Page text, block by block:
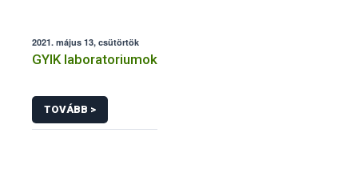
2021. május 13, csütörtök
GYIK laboratoriumok
TOVÁBB >